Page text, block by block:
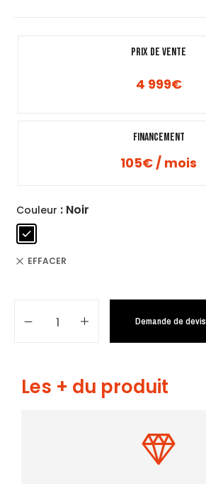
PRIX DE VENTE
4 999€
Financement
105€ / mois
Couleur : Noir
EFFACER
Demande de devis
Les + du produit